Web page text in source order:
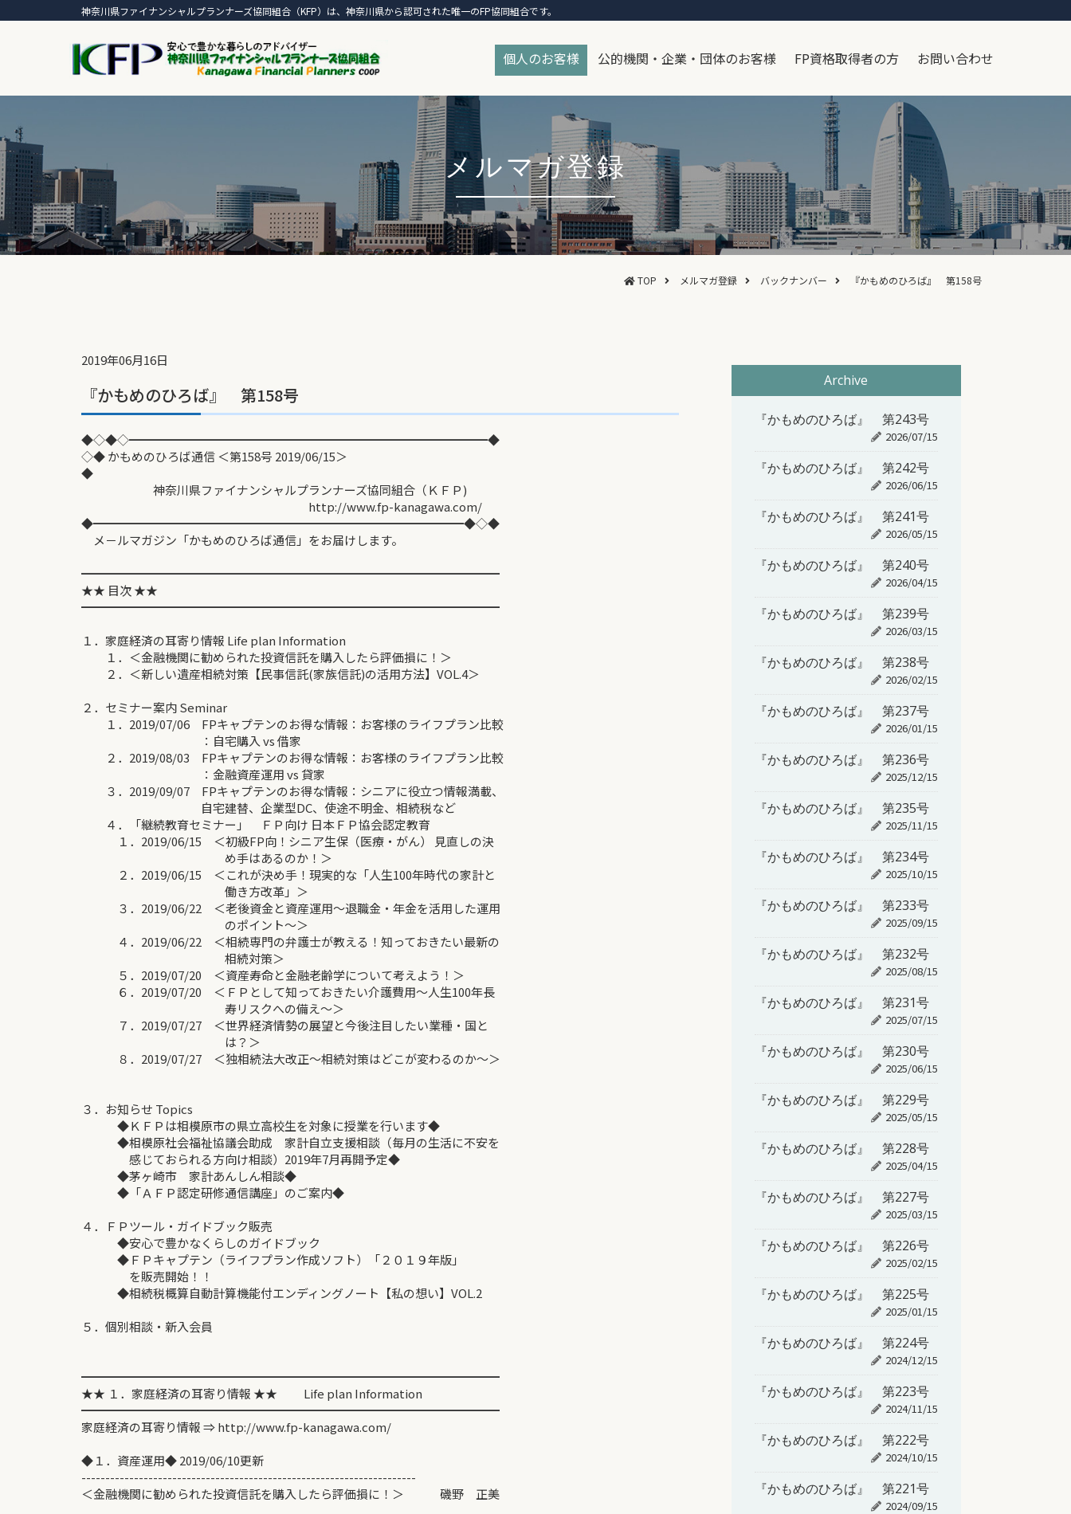
神奈川県ファイナンシャルプランナーズ協同組合（KFP）は、神奈川県から認可された唯一のFP協同組合です。
個人のお客様 公的機関・企業・団体のお客様 FP資格取得者の方 お問い合わせ
メルマガ登録
TOP メルマガ登録 バックナンバー 『かもめのひろば』 第158号
2019年06月16日
『かもめのひろば』 第158号
◆◇◆◇━━━━━━━━━━━━━━━━━━━━━━━━━━━━━━◆
◇◆ かもめのひろば通信 ＜第158号 2019/06/15＞
◆
神奈川県ファイナンシャルプランナーズ協同組合（ＫＦＰ)
http://www.fp-kanagawa.com/
◆━━━━━━━━━━━━━━━━━━━━━━━━━━━━━━━◆◇◆
メ－ルマガジン「かもめのひろば通信」をお届けします。
━━━━━━━━━━━━━━━━━━━━━━━━━━━━━━━━━━━
★★ 目次 ★★
━━━━━━━━━━━━━━━━━━━━━━━━━━━━━━━━━━━
１．家庭経済の耳寄り情報 Life plan Information
１．＜金融機関に勧められた投資信託を購入したら評価損に！＞
２．＜新しい遺産相続対策【民事信託(家族信託)の活用方法】VOL.4＞
２．セミナー案内 Seminar
１．2019/07/06 FPキャプテンのお得な情報：お客様のライフプラン比較
：自宅購入 vs 借家
２．2019/08/03 FPキャプテンのお得な情報：お客様のライフプラン比較
：金融資産運用 vs 貸家
３．2019/09/07 FPキャプテンのお得な情報：シニアに役立つ情報満載、
自宅建替、企業型DC、使途不明金、相続税など
４．「継続教育セミナー」 ＦＰ向け 日本ＦＰ協会認定教育
１．2019/06/15 ＜初級FP向！シニア生保（医療・がん） 見直しの決
め手はあるのか！＞
２．2019/06/15 ＜これが決め手！現実的な「人生100年時代の家計と
働き方改革」＞
３．2019/06/22 ＜老後資金と資産運用～退職金・年金を活用した運用
のポイント～＞
４．2019/06/22 ＜相続専門の弁護士が教える！知っておきたい最新の
相続対策＞
５．2019/07/20 ＜資産寿命と金融老齢学について考えよう！＞
６．2019/07/20 ＜ＦＰとして知っておきたい介護費用～人生100年長
寿リスクへの備え～＞
７．2019/07/27 ＜世界経済情勢の展望と今後注目したい業種・国と
は？＞
８．2019/07/27 ＜独相続法大改正～相続対策はどこが変わるのか～＞
３．お知らせ Topics
◆ＫＦＰは相模原市の県立高校生を対象に授業を行います◆
◆相模原社会福祉協議会助成 家計自立支援相談（毎月の生活に不安を
感じておられる方向け相談）2019年7月再開予定◆
◆茅ヶ崎市 家計あんしん相談◆
◆「ＡＦＰ認定研修通信講座」のご案内◆
４．ＦＰツール・ガイドブック販売
◆安心で豊かなくらしのガイドブック
◆ＦＰキャプテン（ライフプラン作成ソフト）「２０１９年版」
を販売開始！！
◆相続税概算自動計算機能付エンディングノート【私の想い】VOL.2
５．個別相談・新入会員
━━━━━━━━━━━━━━━━━━━━━━━━━━━━━━━━━━━
★★ １．家庭経済の耳寄り情報 ★★ Life plan Information
━━━━━━━━━━━━━━━━━━━━━━━━━━━━━━━━━━━
家庭経済の耳寄り情報 ⇒ http://www.fp-kanagawa.com/
◆１．資産運用◆ 2019/06/10更新
----------------------------------------------------------------------
＜金融機関に勧められた投資信託を購入したら評価損に！＞ 磯野 正美
Archive
『かもめのひろば』 第243号
2026/07/15
『かもめのひろば』 第242号
2026/06/15
『かもめのひろば』 第241号
2026/05/15
『かもめのひろば』 第240号
2026/04/15
『かもめのひろば』 第239号
2026/03/15
『かもめのひろば』 第238号
2026/02/15
『かもめのひろば』 第237号
2026/01/15
『かもめのひろば』 第236号
2025/12/15
『かもめのひろば』 第235号
2025/11/15
『かもめのひろば』 第234号
2025/10/15
『かもめのひろば』 第233号
2025/09/15
『かもめのひろば』 第232号
2025/08/15
『かもめのひろば』 第231号
2025/07/15
『かもめのひろば』 第230号
2025/06/15
『かもめのひろば』 第229号
2025/05/15
『かもめのひろば』 第228号
2025/04/15
『かもめのひろば』 第227号
2025/03/15
『かもめのひろば』 第226号
2025/02/15
『かもめのひろば』 第225号
2025/01/15
『かもめのひろば』 第224号
2024/12/15
『かもめのひろば』 第223号
2024/11/15
『かもめのひろば』 第222号
2024/10/15
『かもめのひろば』 第221号
2024/09/15